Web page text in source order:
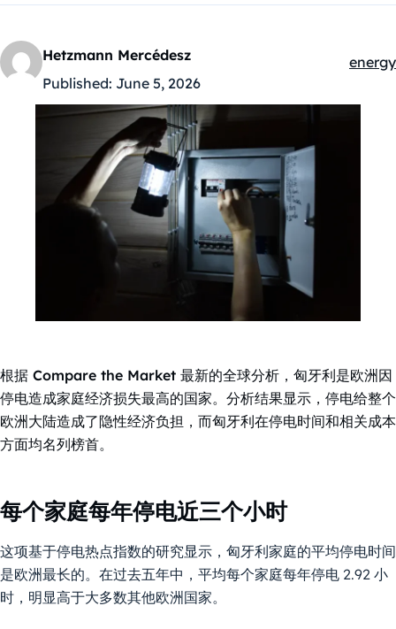
Hetzmann Mercédesz
Published: June 5, 2026
energy
根据 Compare the Market 最新的全球分析，匈牙利是欧洲因
停电造成家庭经济损失最高的国家。分析结果显示，停电给整个
欧洲大陆造成了隐性经济负担，而匈牙利在停电时间和相关成本
方面均名列榜首。
每个家庭每年停电近三个小时
这项基于停电热点指数的研究显示，匈牙利家庭的平均停电时间
是欧洲最长的。在过去五年中，平均每个家庭每年停电 2.92 小
时，明显高于大多数其他欧洲国家。